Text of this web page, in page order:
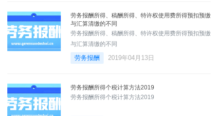
劳务报酬所得、稿酬所得、特许权使用费所得预扣预缴
与汇算清缴的不同
劳务报酬所得、稿酬所得、特许权使用费所得预扣预缴
与汇算清缴的不同
劳务报酬 2019年04月13日
劳务报酬所得个税计算方法2019
劳务报酬所得个税计算方法2019